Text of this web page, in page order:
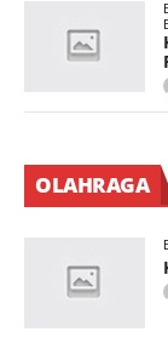
OLAHRAGA